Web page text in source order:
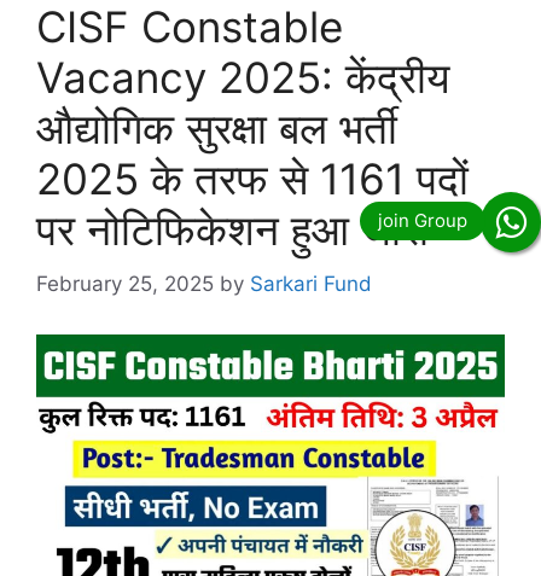
CISF Constable
Vacancy 2025: केंद्रीय
औद्योगिक सुरक्षा बल भर्ती
2025 के तरफ से 1161 पदों
पर नोटिफिकेशन हुआ जारी
February 25, 2025 by Sarkari Fund